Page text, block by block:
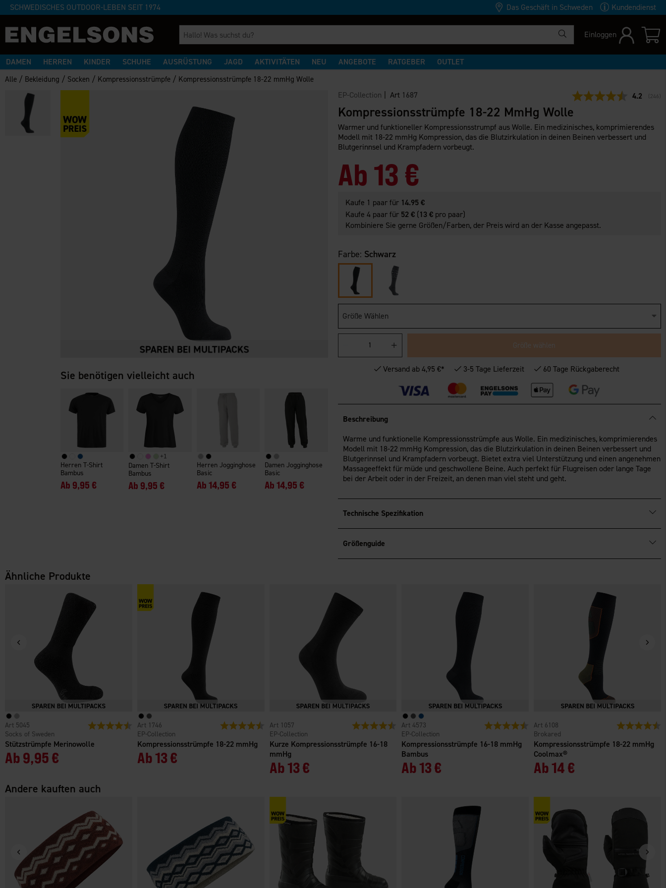
SCHWEDISCHES OUTDOOR-LEBEN SEIT 1974 Das Geschäft in Schweden Kundendienst
Einloggen
DAMEN HERREN KINDER SCHUHE AUSRÜSTUNG JAGD AKTIVITÄTEN NEU ANGEBOTE RATGEBER OUTLET
Alle / Bekleidung / Socken / Kompressionsstrümpfe / Kompressionsstrümpfe 18-22 mmHg Wolle
Sie benötigen vielleicht auch
Herren T-Shirt
Bambus
Ab 9,95 €
+1
Damen T-Shirt
Bambus
Ab 9,95 €
Herren Jogginghose
Basic
Ab 14,95 €
Damen Jogginghose
Basic
Ab14,95 €
EP-Collection | Art 1687 4.2 (246
Kompressionsstrümpfe 18-22 MmHg Wolle
Warmer und funktioneller Kompressionsstrumpf aus Wolle. Ein medizinisches, komprimierendes
Modell mit 18-22 mmHg Kompression, das die Blutzirkulation in deinen Beinen verbessert und
Blutgerinnsel und Krampfadern vorbeugt.
Ab 13 €
Kaufe 1 paar für 14.95 €
Kaufe 4 paar für 52 € (13 € pro paar)
Kombiniere Sie gerne Größen/Farben, der Preis wird an der Kasse angepasst.
Farbe: Schwarz
Größe Wählen
Größe wählen
Versand ab 4,95 €* 3-5 Tage Lieferzeit 60 Tage Rückgaberecht
Beschreibung
Warme und funktionelle Kompressionsstrümpfe aus Wolle. Ein medizinisches, komprimierendes
Modell mit 18-22 mmHg Kompression, das die Blutzirkulation in deinen Beinen verbessert und
Blutgerinnsel und Krampfadern vorbeugt. Bietet extra viel Unterstützung und einen angenehmen
Massageeffekt für müde und geschwollene Beine. Auch perfekt für Flugreisen oder lange Tage
bei der Arbeit oder in der Freizeit, an denen man viel steht und geht.
Technische Spezifikation
Größenguide
Ähnliche Produkte
Stützstrümpfe Merinowolle
Socks of Sweden
5045
Ab9,95 €
Bewertung: 4.5 von 5 Sternen
Kompressionsstrümpfe 18-22 mmHg
EP-Collection
1746
Ab13 €
Bewertung: 4.3 von 5 Sternen
Kurze Kompressionsstrümpfe 16-18
mmHg
EP-Collection
1057
Ab13 €
Bewertung: 4.4 von 5 Sternen
Kompressionsstrümpfe 16-18 mmHg
Bambus
EP-Collection
4573
Ab13 €
Bewertung: 4.4 von 5 Sternen
Kompressionsstrümpfe 18-22 mmHg
Coolmax®
Brokared
6108
Ab14 €
Bewertung:
Andere kauften auch